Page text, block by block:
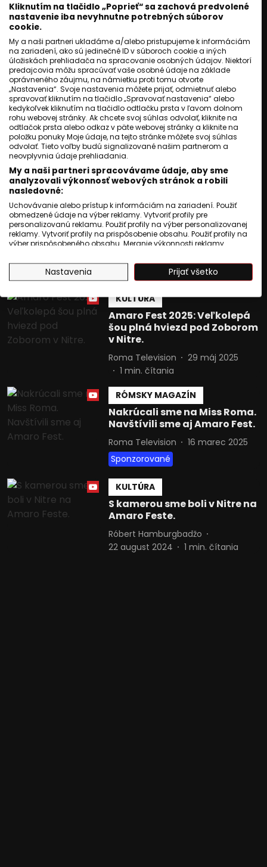
KULTÚRA
Amaro Fest 2026 oslávi 10
rokov. Do Nitry mieria veľké
rómske hviezdy
Jozef Novák
18 jún 2026
2 min. čítania
KULTÚRA
Najlepšie momenty Amaro
Festu 2025, ktoré musíte
vidieť.
Roma Television
1 min. čítania
KULTÚRA
Už túto sobotu štartuje v
Nitre veľkolepý Amaro Fest
2025.
Roma Television
27 jún 2025
min. čítania
KULTÚRA
Amaro Fest 2025: Veľkolepá
šou plná hviezd pod Zoborom
v Nitre.
Roma Television
29 máj 2025
1 min. čítania
RÓMSKY MAGAZÍN
Nakrúcali sme na Miss Roma.
Navštívili sme aj Amaro Fest.
Roma Television
16 marec 2025
Sponzorované
KULTÚRA
S kamerou sme boli v Nitre na
Amaro Feste.
Róbert Hamburgbadžo
22 august 2024
1 min. čítania
Kliknutím na tlačidlo „Poprieť“ sa zachová predvolené
nastavenie iba nevyhnutne potrebných súborov
cookie.
My a naši partneri ukladáme a/alebo pristupujeme k informáciám
na zariadení, ako sú jedinečné ID v súboroch cookie a iných
úložiskách prehliadača na spracovanie osobných údajov. Niektorí
predajcovia môžu spracúvať vaše osobné údaje na základe
oprávneného záujmu, na námietku proti tomu otvorte
„Nastavenia“. Svoje nastavenia môžete prijať, odmietnuť alebo
spravovať kliknutím na tlačidlo „Spravovať nastavenia“ alebo
kedykoľvek kliknutím na tlačidlo odtlačku prsta v ľavom dolnom
rohu webovej stránky. Ak chcete svoj súhlas odvolať, kliknite na
odtlačok prsta alebo odkaz v päte webovej stránky a kliknite na
položku ponuky Moje údaje, na tejto stránke môžete svoj súhlas
odvolať. Tieto voľby budú signalizované našim partnerom a
neovplyvnia údaje prehliadania.
My a naši partneri spracovávame údaje, aby sme
analyzovali výkonnosť webových stránok a robili
nasledovné:
Uchovávanie alebo prístup k informáciám na zariadení. Použiť
obmedzené údaje na výber reklamy. Vytvoriť profily pre
personalizovanú reklamu. Použiť profily na výber personalizovanej
reklamy. Vytvoriť profily na prispôsobenie obsahu. Použiť profily na
výber prispôsobeného obsahu. Meranie výkonnosti reklamy.
štatistík alebo spájania údajov z rôznych zdrojov. Vývoj a
zlepšovanie služieb. Použitie obmedzených údajov na výber
obsahu.
USA.
Váš súhlas a zásady používania cookie sa vzťahujú výlučne na
túto webovú stránku/aplikáciu.
Zobraziť zoznam partnerov (1009 predajcovia IAB)
Vaše údaje používame na nasledujúce účely:
Uchovávanie alebo prístup k
informáciám na zariadení
Použiť obmedzené údaje na výber
reklamy
Vytvoriť profily pre personalizovanú
Použiť profily na výber personalizovanej
reklamy
Nastavenia Prijať všetko